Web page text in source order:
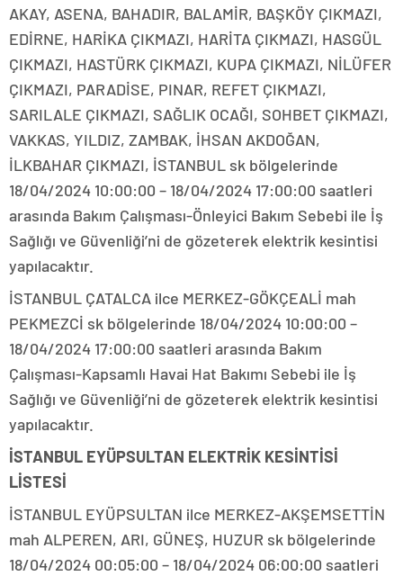
AKAY, ASENA, BAHADIR, BALAMİR, BAŞKÖY ÇIKMAZI,
EDİRNE, HARİKA ÇIKMAZI, HARİTA ÇIKMAZI, HASGÜL
ÇIKMAZI, HASTÜRK ÇIKMAZI, KUPA ÇIKMAZI, NİLÜFER
ÇIKMAZI, PARADİSE, PINAR, REFET ÇIKMAZI,
SARILALE ÇIKMAZI, SAĞLIK OCAĞI, SOHBET ÇIKMAZI,
VAKKAS, YILDIZ, ZAMBAK, İHSAN AKDOĞAN,
İLKBAHAR ÇIKMAZI, İSTANBUL sk bölgelerinde
18/04/2024 10:00:00 – 18/04/2024 17:00:00 saatleri
arasında Bakım Çalışması-Önleyici Bakım Sebebi ile İş
Sağlığı ve Güvenliği’ni de gözeterek elektrik kesintisi
yapılacaktır.
İSTANBUL ÇATALCA ilce MERKEZ-GÖKÇEALİ mah
PEKMEZCİ sk bölgelerinde 18/04/2024 10:00:00 –
18/04/2024 17:00:00 saatleri arasında Bakım
Çalışması-Kapsamlı Havai Hat Bakımı Sebebi ile İş
Sağlığı ve Güvenliği’ni de gözeterek elektrik kesintisi
yapılacaktır.
İSTANBUL EYÜPSULTAN ELEKTRİK KESİNTİSİ
LİSTESİ
İSTANBUL EYÜPSULTAN ilce MERKEZ-AKŞEMSETTİN
mah ALPEREN, ARI, GÜNEŞ, HUZUR sk bölgelerinde
18/04/2024 00:05:00 – 18/04/2024 06:00:00 saatleri